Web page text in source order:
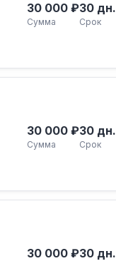
30 000 ₽
Сумма
30 дн.
Срок
30 000 ₽
Сумма
30 дн.
Срок
30 000 ₽30 дн.